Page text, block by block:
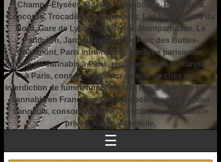
Champs-Élysées, Bastille, République, Place de la
Concorde, Trocadéro, Luxembourg, Les Halles, Gare du
Nord, Gare de Lyon, La Défense, Montparnasse, Le
Panthéon, Jardin des Plantes, Parc des Buttes-
Chaumont, Paris intra-muros, banlieue parisienne,
culture du cannabis à Paris, réglementation du cannabis
à Paris, consommation en dehors de chez soi,
interdiction de fumer, fumer dans la rue, législation sur le
cannabis en France, contrôle de police, amende pour
cannabis, consommation à domicile, consommation
privée, fumer à domicile,
☰